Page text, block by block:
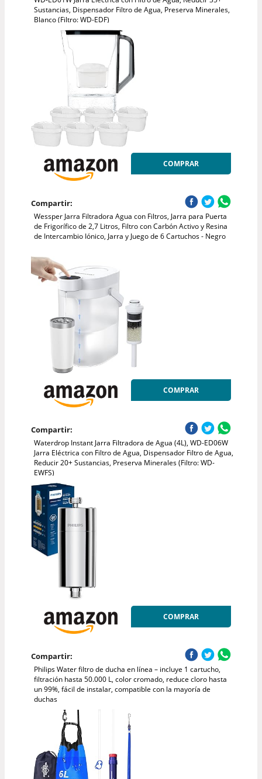
Sustancias, Dispensador Filtro de Agua, Preserva Minerales,
Blanco (Filtro: WD-EDF)
COMPRAR
Compartir:
Wessper Jarra Filtradora Agua con Filtros, Jarra para Puerta
de Frigorífico de 2,7 Litros, Filtro con Carbón Activo y Resina
de Intercambio Iónico, Jarra y Juego de 6 Cartuchos - Negro
COMPRAR
Compartir:
Waterdrop Instant Jarra Filtradora de Agua (4L), WD-ED06W
Jarra Eléctrica con Filtro de Agua, Dispensador Filtro de Agua,
Reducir 20+ Sustancias, Preserva Minerales (Filtro: WD-
EWFS)
COMPRAR
Compartir:
Philips Water filtro de ducha en línea – incluye 1 cartucho,
filtración hasta 50.000 L, color cromado, reduce cloro hasta
un 99%, fácil de instalar, compatible con la mayoría de
duchas